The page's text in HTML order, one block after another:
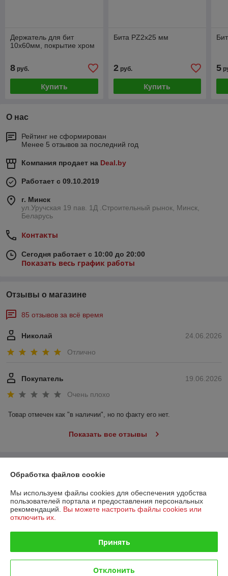
Держатель для бит
10х60мм, покрытие хром
8 руб.
Купить
Бита PZ2x25 мм
2руб.
Купить
5
О нас
Рейтинг не сформирован
Менее 5 отзывов за последний год
Компания продает на Deal.by
Работает с 09.10.2019
г. Минск
ул.Уручская 19 пав. 1Д .Строительный рынок, Минск,
Беларусь
Контакты
Сегодня работает с 10:00 до 20:00
Показать весь график работы
Отзывы о магазине
85 отзывов за всё время
24.06.2026
Николай
Отлично
19.06.2026
Покупатель
Очень плохо
Товар отмечен как "в наличии", но по факту его нет.
Показать все отзывы
Контакты
Доставка и оплата
Обработка файлов cookie
Мы используем файлы cookies для обеспечения удобства
пользователей портала и предоставления персональных
рекомендаций. Вы можете настроить файлы cookies или
отключить их.
Принять
Отклонить